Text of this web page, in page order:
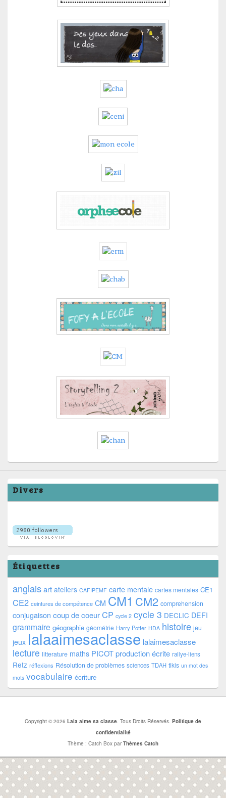
Divers
Étiquettes
anglaisart ateliers CAFIPEMF carte mentale cartes mentales CE1
CE2 ceintures de compétence CM CM1 CM2 comprehension
conjugaison coup de coeurCP cycle 2 cycle 3 DECLIC DEFI
grammaire géographie géométrie Harry Potter HDA histoire jeu
jeux lalaaimesaclasse lalaimesaclasse
lecture litterature maths PICOTproduction écrite rallye-liens
Retz réflexions Résolution de problèmes sciences TDAH tikis un mot des
mots vocabulaire écriture
Copyright © 2026 Lala aime sa classe. Tous Droits Réservés. Politique de
confidentialité
Thème : Catch Box parThèmes Catch